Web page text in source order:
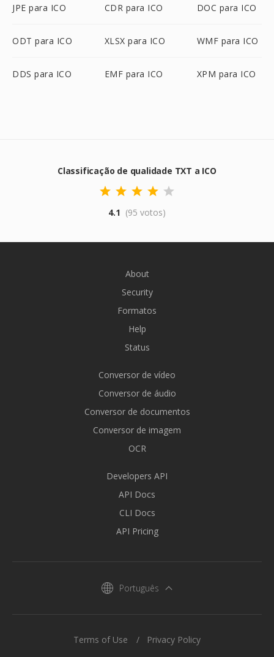
JPE para ICO CDR para ICO DOC para ICO
ODT para ICO XLSX para ICO WMF para ICO
DDS para ICO EMF para ICO XPM para ICO
Classificação de qualidade TXT a ICO
4.1 (95 votos)
About
Security
Formatos
Help
Status
Conversor de vídeo
Conversor de áudio
Conversor de documentos
Conversor de imagem
OCR
Developers API
API Docs
CLI Docs
API Pricing
Português
Terms of Use Privacy Policy